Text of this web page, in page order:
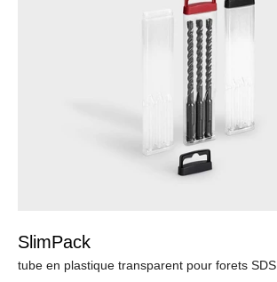
SlimPack
tube en plastique transparent pour forets SDS